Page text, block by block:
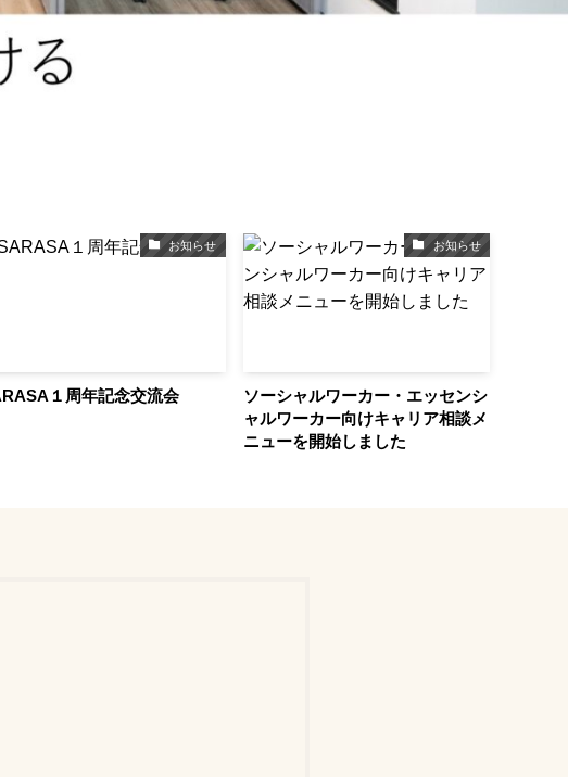
お知らせ
１周年記念交流会
お知らせ
ソーシャルワーカー・エッセンシ
ャルワーカー向けキャリア相談メ
ニューを開始しました